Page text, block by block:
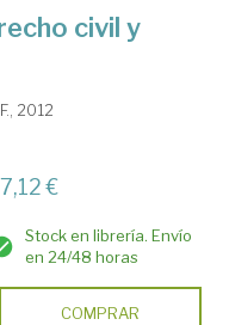
civil y
2012
€
Stock en librería. Envío
en 24/48 horas
COMPRAR